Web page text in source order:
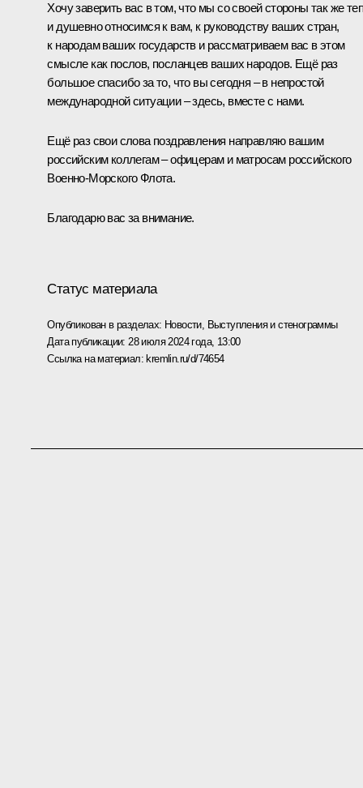
Хочу заверить вас в том, что мы со своей стороны так же
и душевно относимся к вам, к руководству ваших стран,
к народам ваших государств и рассматриваем вас в этом
смысле как послов, посланцев ваших народов. Ещё раз
большое спасибо за то, что вы сегодня – в непростой
международной ситуации – здесь, вместе с нами.
Ещё раз свои слова поздравления направляю вашим
российским коллегам – офицерам и матросам российского
Военно-Морского Флота.
Благодарю вас за внимание.
Статус материала
Опубликован в разделах: Новости, Выступления и стенограммы
Дата публикации: 28 июля 2024 года, 13:00
Ссылка на материал:kremlin.ru/d/74654